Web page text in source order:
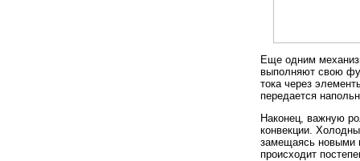
Еще одним
выполняют свою
тока через
передается
Наконец, важную
конвекции.
замещаясь новыми
происходит